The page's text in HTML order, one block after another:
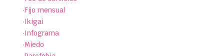
·Fijo mensual
·Ikigai
·Infograma
·Miedo